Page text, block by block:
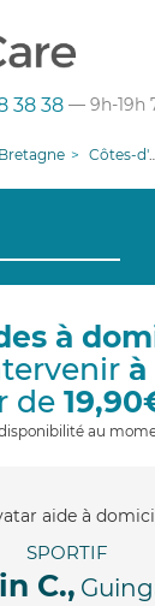
38 38 — 9h-19h
Bretagne Côtes-d'armor
à
de
au
SPORTIF
C.,